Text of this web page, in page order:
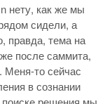
нету, как же мы
сидели, а
правда, тема на
после саммита,
Меня-то сейчас
в сознании